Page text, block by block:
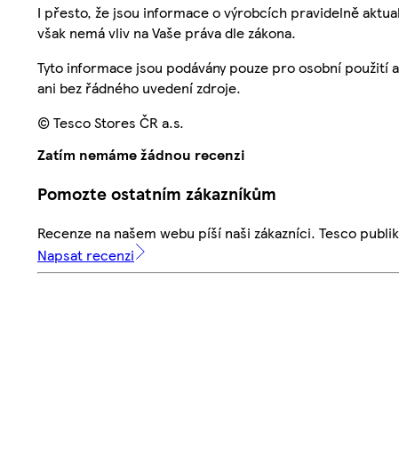
I přesto, že jsou informace o výrobcích pravidelně
však nemá vliv na Vaše práva dle zákona.
Tyto informace jsou podávány pouze pro osobní
ani bez řádného uvedení zdroje.
© Tesco Stores ČR a.s.
Zatím nemáme žádnou recenzi
Pomozte ostatním zákazníkům
Recenze na našem webu píší naši zákazníci. Tesco
Napsat recenzi